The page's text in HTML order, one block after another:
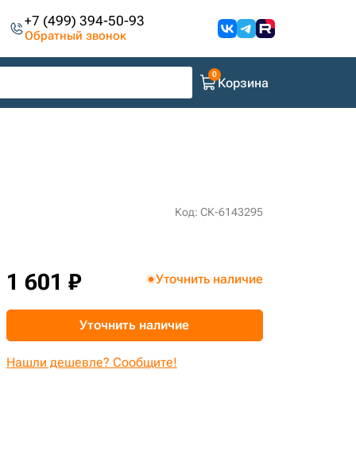
+7 (499) 394-50-93
Обратный звонок
Корзина
Код: СК-6143295
1 601 ₽ Уточнить наличие
Уточнить наличие
Нашли дешевле? Сообщите!